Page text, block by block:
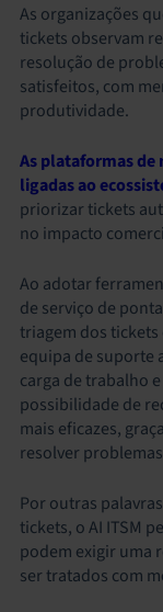
As organizações
tickets observam
resolução de
satisfeitos, com
produtividade.
As plataformas
ligadas ao
priorizar tickets
no impacto
Ao adotar
de serviço de
triagem dos
equipa de suporte
carga de trabalho
possibilidade de
mais eficazes,
resolver
Por outras
tickets, o AI ITSM
podem exigir uma
ser tratados com